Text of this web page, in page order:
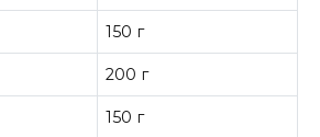
150 г
200 г
150 г